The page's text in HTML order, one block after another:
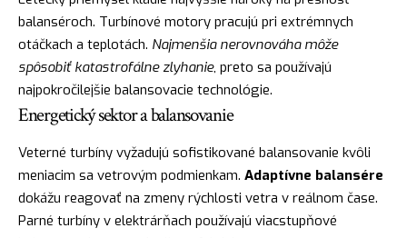
balanséroch. Turbínové motory pracujú pri extrémnych
otáčkach a teplotách. Najmenšia nerovnováha môže
spôsobiť katastrofálne zlyhanie, preto sa používajú
najpokročilejšie balansovacie technológie.
Energetický sektor a balansovanie
Veterné turbíny vyžadujú sofistikované balansovanie kvôli
meniacim sa vetrovým podmienkam. Adaptívne balansére
dokážu reagovať na zmeny rýchlosti vetra v reálnom čase.
Parné turbíny v elektrárňach používajú viacstupňové